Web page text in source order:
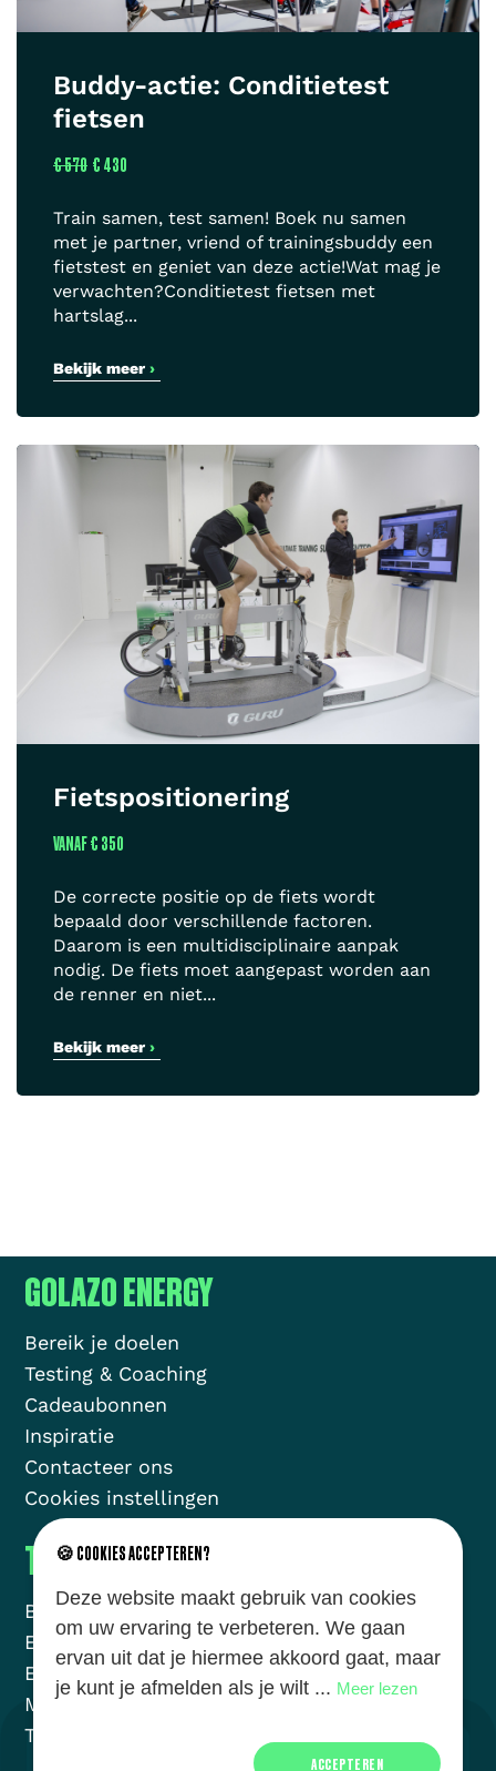
Buddy-actie: Conditietest
fietsen
€ 570 € 430
Train samen, test samen! Boek nu samen
met je partner, vriend of trainingsbuddy een
fietstest en geniet van deze actie!Wat mag je
verwachten?Conditietest fietsen met
hartslag...
Bekijk meer ›
Fietspositionering
VANAF€ 350
De correcte positie op de fiets wordt
bepaald door verschillende factoren.
Daarom is een multidisciplinaire aanpak
nodig. De fiets moet aangepast worden aan
de renner en niet...
Bekijk meer ›
GOLAZO ENERGY
Bereik je doelen
Testing & Coaching
Cadeaubonnen
Inspiratie
Contacteer ons
Cookies instellingen
THE GOLAZO MOVEMENT
Brands
Energy
Events
Media
Talent
Missie
Nieuws
Jobs
🍪 COOKIES ACCEPTEREN?
Deze website maakt gebruik van cookies
om uw ervaring te verbeteren. We gaan
ervan uit dat je hiermee akkoord gaat, maar
je kunt je afmelden als je wilt ... Meer lezen
ACCEPTEREN